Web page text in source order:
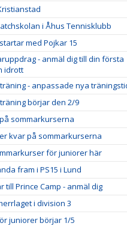
i Åhus Tennisklubb
med Pojkar 15
- anmäl dig till din första
idrott
- anpassade nya
börjar den 2/9
sommarkurserna
kvar på sommarkurserna
för juniorer här
fram i PS15 i Lund
till Prince Camp - anmäl dig
i division 3
juniorer börjar 1/5